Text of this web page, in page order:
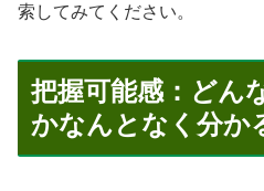
索してみてください。
把握可能感：どん
かなんとなく分か